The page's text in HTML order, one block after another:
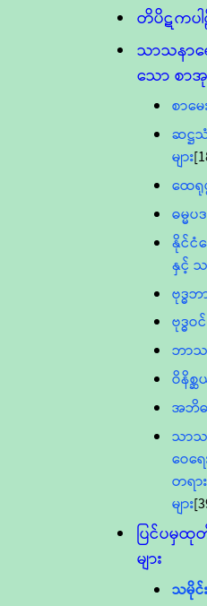
တိပိဋကပါ
သာသနာရ
သော စာအု
စာမ
ဆဋ္ဌ
များ
ထေရု
ဓမ္မပ
နိုင်
နှင့်
ဗုဒ္ဓ
ဗုဒ္ဓဝ
ဘာသ
ဝိနိစ္
အဘိဓ
သာသ
ဝေရ
တရာ
များ
ပြင်ပမှထု
များ
သမိုင်